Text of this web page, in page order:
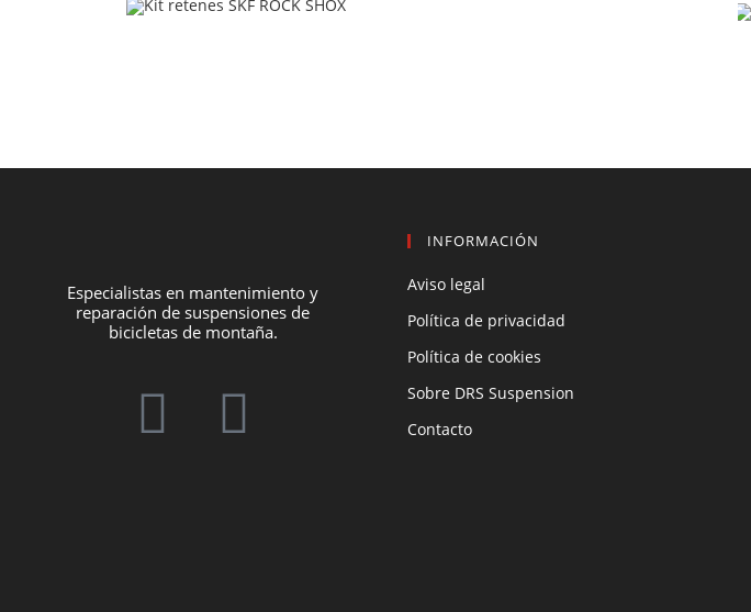
Especialistas en mantenimiento y
reparación de suspensiones de
bicicletas de montaña.
INFORMACIÓN
Aviso legal
Política de privacidad
Política de cookies
Sobre DRS Suspension
Contacto